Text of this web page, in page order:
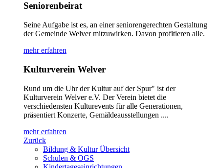
Seniorenbeirat
Seine Aufgabe ist es, an einer seniorengerechten Gestaltung
der Gemeinde Welver mitzuwirken. Davon profitieren alle.
mehr erfahren
Kulturverein Welver
Rund um die Uhr der Kultur auf der Spur" ist der
Kulturverein Welver e.V. Der Verein bietet die
verschiedensten Kulturevents für alle Generationen,
präsentiert Konzerte, Gemäldeausstellungen ....
mehr erfahren
Zurück
Bildung & Kultur Übersicht
Schulen & OGS